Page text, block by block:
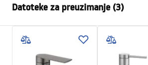
Način montaže
Stojeća
Boja
Četkani
Vrsta izljevne cijevi
Fiksna
Materijal
Mjed
Datoteke za preuzimanje (3)
Jamstveni uvjeti